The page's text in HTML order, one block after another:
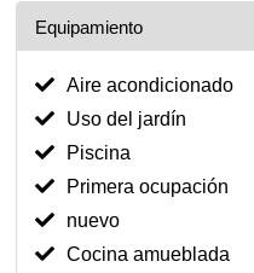
Equipamiento
Aire acondicionado
Uso del jardín
Piscina
Primera ocupación
nuevo
Cocina amueblada